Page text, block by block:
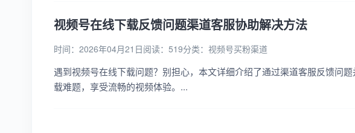
视频号在线下载反馈问题渠道客服协助解决方法
时间：2026年04月21日阅读：519分类： 视频号买粉渠道
遇到视频号在线下载问题？别担心，本文详细介绍了通过渠道客服反馈问
载难题，享受流畅的视频体验。...